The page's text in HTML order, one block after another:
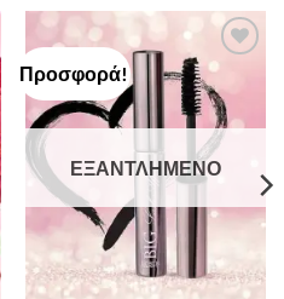
Προσφορά!
Add to
Wishlist
ΕΞΑΝΤΛΗΜΈΝΟ